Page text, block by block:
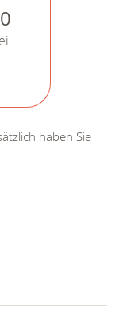
haben Sie